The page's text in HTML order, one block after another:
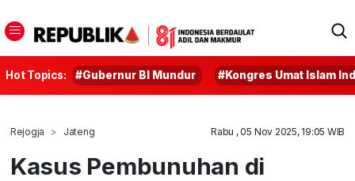
Hot Topics: #Gubernur BI Mundur #Kongres Umat Islam
Rejogja Jateng Rabu , 05 Nov 2025, 19:05 WIB
Kasus Pembunuhan di